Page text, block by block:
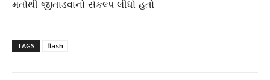
મતોથી જીતાડવાનો સંકલ્પ લીધો હતો
TAGS flash